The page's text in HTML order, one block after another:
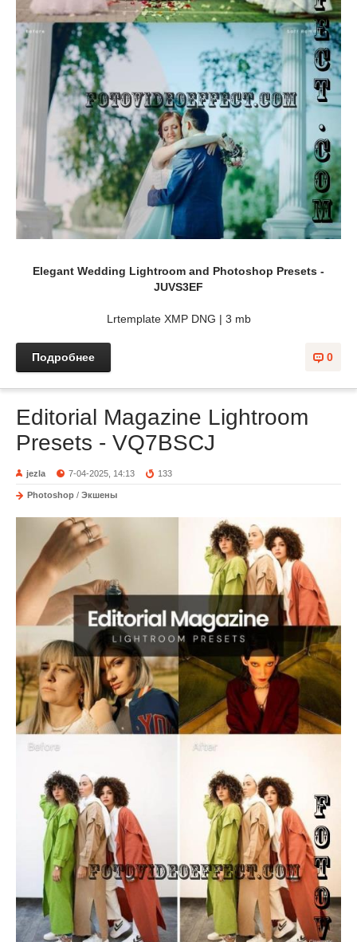
Elegant Wedding Lightroom and Photoshop Presets -
JUVS3EF
Lrtemplate XMP DNG | 3 mb
0
Подробнее
Editorial Magazine Lightroom
Presets - VQ7BSCJ
jezla 7-04-2025, 14:13 133
Photoshop / Экшены